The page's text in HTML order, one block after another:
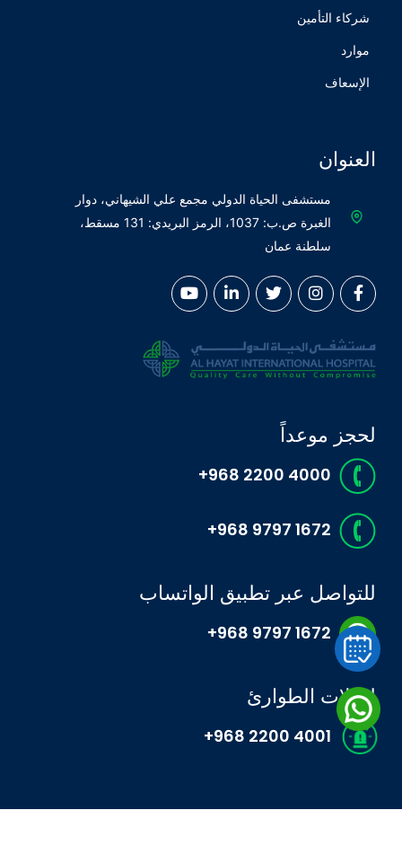
شركاء التأمين
موارد
الإسعاف
العنوان
مستشفى الحياة الدولي مجمع علي الشيهاني، دوار
الغبرة ص.ب: 1037، الرمز البريدي: 131 مسقط،
سلطنة عمان
لحجز موعداً
+968 2200 4000
+968 9797 1672
للتواصل عبر تطبيق الواتساب
+968 9797 1672
لحالات الطوارئ
+968 2200 4001